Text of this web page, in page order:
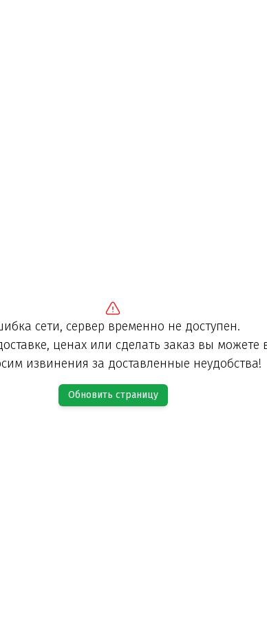
сети, сервер временно не доступен.
ценах или сделать заказ вы можете
извинения за доставленные неудобства!
Обновить страницу